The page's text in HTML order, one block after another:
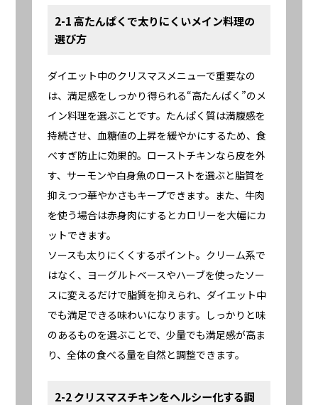
2-1 高たんぱくで太りにくいメイン料理の
選び方
ダイエット中のクリスマスメニューで重要なの
は、満足感をしっかり得られる“高たんぱく”のメ
イン料理を選ぶことです。たんぱく質は満腹感を
持続させ、血糖値の上昇を緩やかにするため、食
べすぎ防止に効果的。ローストチキンなら皮を外
す、サーモンや白身魚のローストを選ぶと脂質を
抑えつつ華やかさもキープできます。また、牛肉
を使う場合は赤身肉にするとカロリーを大幅にカ
ットできます。
ソースも太りにくくするポイント。クリーム系で
はなく、ヨーグルトベースやハーブを使ったソー
スに変えるだけで脂質を抑えられ、ダイエット中
でも満足できる味わいになります。しっかりと味
のあるものを選ぶことで、少量でも満足感が高ま
り、全体の食べる量を自然と調整できます。
2-2 クリスマスチキンをヘルシー化する調